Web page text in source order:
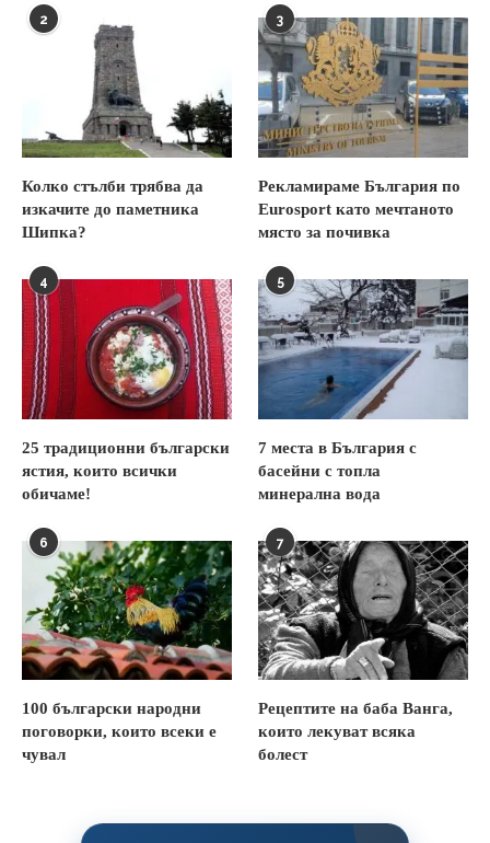
2
Колко стълби трябва да
изкачите до паметника
Шипка?
3
Рекламираме България по
Eurosport като мечтаното
място за почивка
4
25 традиционни български
ястия, които всички
обичаме!
5
7 места в България с
басейни с топла
минерална вода
6
100 български народни
поговорки, които всеки е
чувал
7
Рецептите на баба Ванга,
които лекуват всяка
болест